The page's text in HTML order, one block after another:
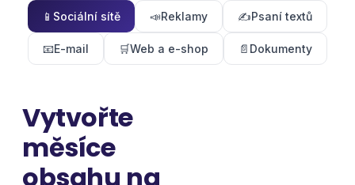
📱 Sociální sítě 📣Reklamy ✍️Psaní textů
📧E-mail 🛒Web a e-shop 📄 Dokumenty
Vytvořte
měsíce
obsahu na